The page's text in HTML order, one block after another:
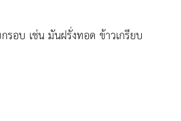
รอบ เช่น มันฝรั่งทอด ข้าวเกรียบ